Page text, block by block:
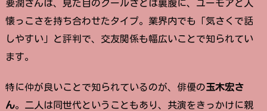
要潤さんは、見た目のクールさとは裏腹に、ユーモアと人
懐っこさを持ち合わせたタイプ。業界内でも「気さくで話
しやすい」と評判で、交友関係も幅広いことで知られてい
ます。
特に仲が良いことで知られているのが、俳優の玉木宏さ
ん。二人は同世代ということもあり、共演をきっかけに親